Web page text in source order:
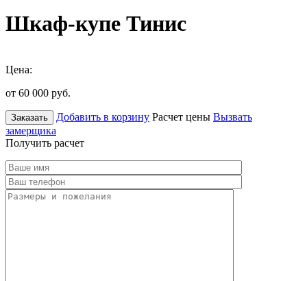
Шкаф-купе Тинис
Цена:
от 60 000 руб.
Заказать Добавить в корзину Расчет цены Вызвать
замерщика
Получить расчет